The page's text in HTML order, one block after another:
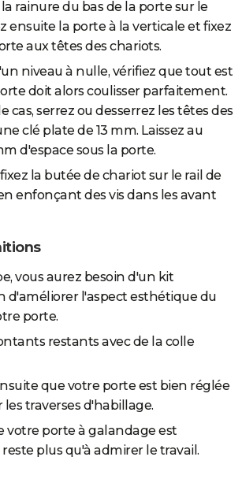
rainure du bas de la porte sur le
ensuite la porte à la verticale et fixez
aux têtes des chariots.
niveau à nulle, vérifiez que tout est
doit alors coulisser parfaitement.
cas, serrez ou desserrez les têtes des
clé plate de 13 mm. Laissez au
d'espace sous la porte.
la butée de chariot sur le rail de
enfonçant des vis dans les avant
vous aurez besoin d'un kit
d'améliorer l'aspect esthétique du
porte.
restants avec de la colle
que votre porte est bien réglée
traverses d'habillage.
votre porte à galandage est
plus qu'à admirer le travail.